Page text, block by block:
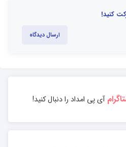
کنید!
ارسال دیدگاه
آی پی امداد را دنبال کنید!